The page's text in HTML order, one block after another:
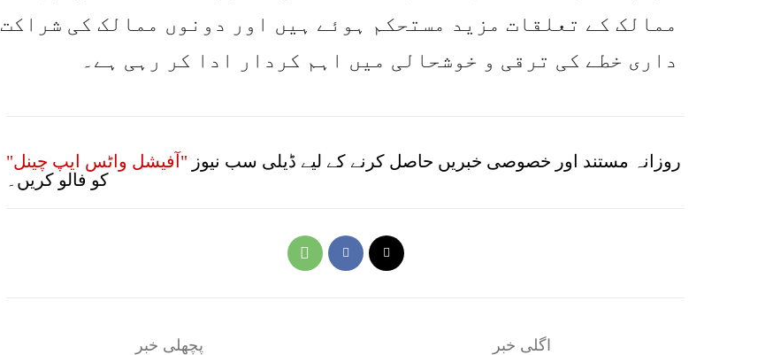
ممالک کے تعلقات مزید مستحکم ہوئے ہیں اور دونوں ممالک کی شراکت
داری خطے کی ترقی و خوشحالی میں اہم کردار ادا کر رہی ہے۔
روزانہ مستند اور خصوصی خبریں حاصل کرنے کے لیے ڈیلی سب نیوز "آفیشل واٹس ایپ چینل"
کو فالو کریں۔
پچھلی خبر
اگلی خبر